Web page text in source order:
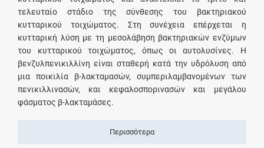
τελευταίο στάδιο της σύνθεσης του βακτηριακού
κυτταρικού τοιχώματος. Στη συνέχεια επέρχεται η
κυτταρική λύση με τη μεσολάβηση βακτηριακών ενζύμων
του κυτταρικού τοιχώματος, όπως οι αυτολυσίνες. Η
βενζυλπενικιλλίνη είναι σταθερή κατά την υδρόλυση από
μια ποικιλία β-λακταμασών, συμπεριλαμβανομένων των
πενικιλλινασών, και κεφαλοσπορινασών και μεγάλου
φάσματος β-λακταμάσες.
Περισσότερα